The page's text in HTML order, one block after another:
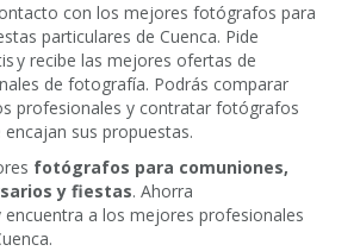
con los mejores fotógrafos para
particulares de Cuenca. Pide
y recibe las mejores ofertas de
de fotografía. Podrás comparar
profesionales y contratar fotógrafos
sus propuestas.
fotógrafos para comuniones,
y fiestas. Ahorra
a los mejores profesionales